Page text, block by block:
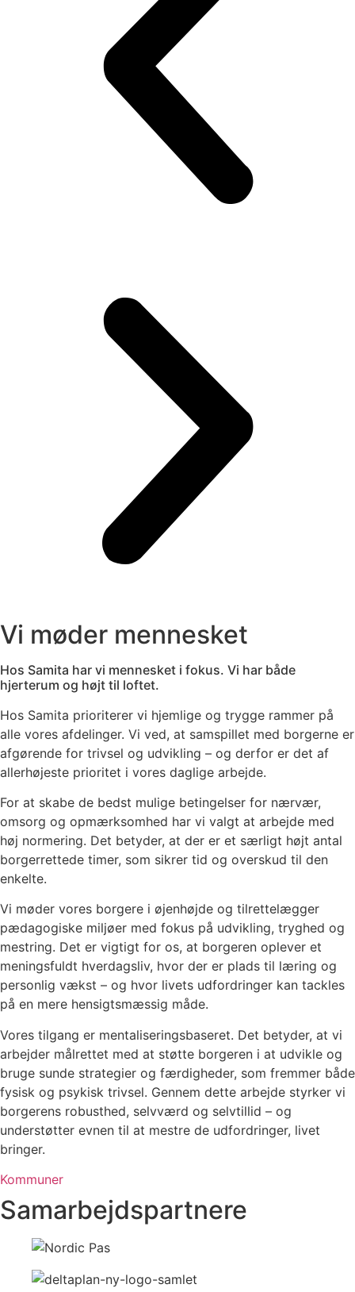
Vi møder mennesket
Hos Samita har vi mennesket i fokus. Vi har både
hjerterum og højt til loftet.
Hos Samita prioriterer vi hjemlige og trygge rammer på
alle vores afdelinger. Vi ved, at samspillet med borgerne er
afgørende for trivsel og udvikling – og derfor er det af
allerhøjeste prioritet i vores daglige arbejde.
For at skabe de bedst mulige betingelser for nærvær,
omsorg og opmærksomhed har vi valgt at arbejde med
høj normering. Det betyder, at der er et særligt højt antal
borgerrettede timer, som sikrer tid og overskud til den
enkelte.
Vi møder vores borgere i øjenhøjde og tilrettelægger
pædagogiske miljøer med fokus på udvikling, tryghed og
mestring. Det er vigtigt for os, at borgeren oplever et
meningsfuldt hverdagsliv, hvor der er plads til læring og
personlig vækst – og hvor livets udfordringer kan tackles
på en mere hensigtsmæssig måde.
Vores tilgang er mentaliseringsbaseret. Det betyder, at vi
arbejder målrettet med at støtte borgeren i at udvikle og
bruge sunde strategier og færdigheder, som fremmer både
fysisk og psykisk trivsel. Gennem dette arbejde styrker vi
borgerens robusthed, selvværd og selvtillid – og
understøtter evnen til at mestre de udfordringer, livet
bringer.
Kommuner
Samarbejdspartnere